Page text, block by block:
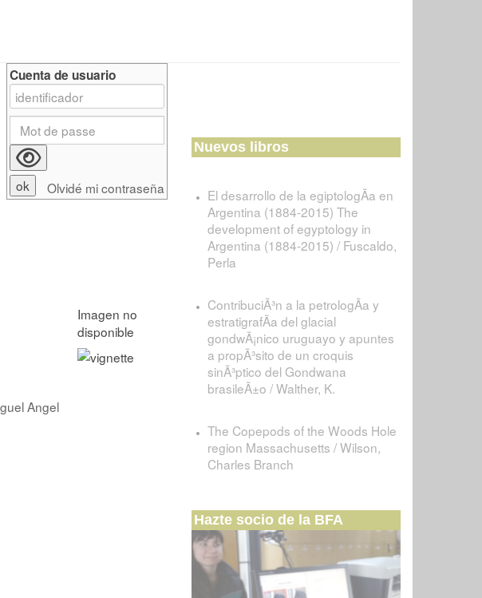
Angel
Cuenta de usuario
Olvidé mi contraseña
Nuevos libros
El desarrollo de la egiptologÃ­a en
Argentina (1884-2015) The
development of egyptology in
Argentina (1884-2015) / Fuscaldo,
Perla
ContribuciÃ³n a la petrologÃ­a y
estratigrafÃ­a del glacial
gondwÃ¡nico uruguayo y apuntes
a propÃ³sito de un croquis
sinÃ³ptico del Gondwana
brasileÃ±o / Walther, K.
The Copepods of the Woods Hole
region Massachusetts / Wilson,
Charles Branch
Hazte socio de la BFA